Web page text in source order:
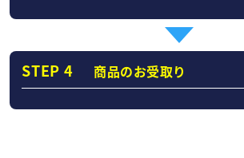
STEP 4 商品のお受取り